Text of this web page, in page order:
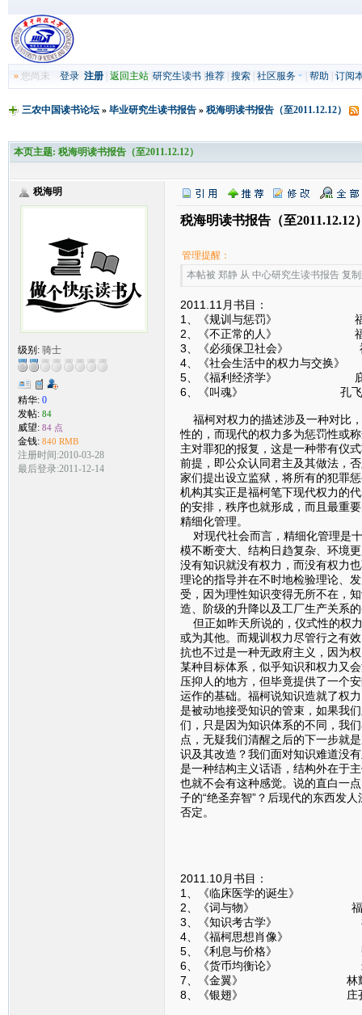
»您尚未 登录 注册| 返回主站| 研究生读书| 推荐| 搜索| 社区服务 帮助 订阅
三农中国读书论坛» 毕业研究生读书报告» 税海明读书报告（至2011.12.12）
本页主题: 税海明读书报告（至2011.12.12）
税海明
级别: 骑士
精华: 0
发帖: 84
威望: 84 点
金钱: 840 RMB
注册时间:2010-03-28
最后登录:2011-12-14
税海明读书报告（至2011.12.12
管理提醒：
本帖被 郑静 从 中心研究生读书报告 复
2011.11月书目：
1、《规训与惩罚》 福
2、《不正常的人》 福
3、《必须保卫社会》
4、《社会生活中的权力与交
5、《福利经济学》 庇
6、《叫魂》 孔飞
福柯对权力的描述涉及一种对比
性的，而现代的权力多为惩罚性或
主对罪犯的报复，这是一种带有仪
前提，即公众认同君主及其做法，
家们提出设立监狱，将所有的犯罪
机构其实正是福柯笔下现代权力的
的安排，秩序也就形成，而且最重
精细化管理。
对现代社会而言，精细化管理是
模不断变大、结构日趋复杂、环境
没有知识就没有权力，而没有权力
理论的指导并在不时地检验理论、
受，因为理性知识变得无所不在，
造、阶级的升降以及工厂生产关系
但正如昨天所说的，仪式性的权
或为其他。而规训权力尽管行之有
抗也不过是一种无政府主义，因为
某种目标体系，似乎知识和权力又
压抑人的地方，但毕竟提供了一个
运作的基础。福柯说知识造就了权
是被动地接受知识的管束，如果我
们，只是因为知识体系的不同，我
点，无疑我们清醒之后的下一步就
识及其改造？我们面对知识难道没
是一种结构主义话语，结构外在于
也就不会有这种感觉。说的直白一
子的“绝圣弃智”？后现代的东西发
否定。
2011.10月书目：
1、《临床医学的诞生》
2、《词与物》 福
3、《知识考古学》
4、《福柯思想肖像》
5、《利息与价格》 魏
6、《货币均衡论》 米
7、《金翼》 林耀
8、《银翅》 庄孔